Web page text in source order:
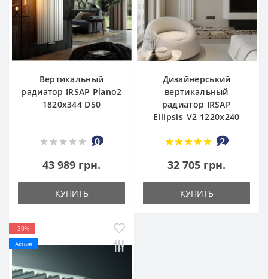
Вертикальный
радиатор IRSAP Piano2
1820x344 D50
0
43 989 грн.
КУПИТЬ
Дизайнерський
вертикальный
радиатор IRSAP
Ellipsis_V2 1220x240
2
32 705 грн.
КУПИТЬ
-30%
Акция